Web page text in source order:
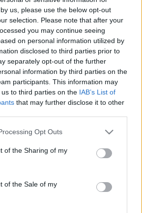
us, please use the below opt-out
selection. Please note that after your
you may continue seeing
on personal information utilized by
disclosed to third parties prior to
separately opt-out of the further
information by third parties on the
participants. This information may
to third parties on the IAB’s List of
that may further disclose it to other
website/app uses one or more Google
or usage behaviour. You may click to
to Google and its third-party tags to
specified purposes in below Google
Opt Outs
of the Sharing of my
of the Sale of my
vezetésének közreműködésével
egy angol befektető.
angol cég az NB II-es
vezetőinek közreműködésével,
kapcsolatba az ETO-val.
ezek a tárgyalások sem
– írja a lap,
forrás is megerősítette az
(fotó:mti)